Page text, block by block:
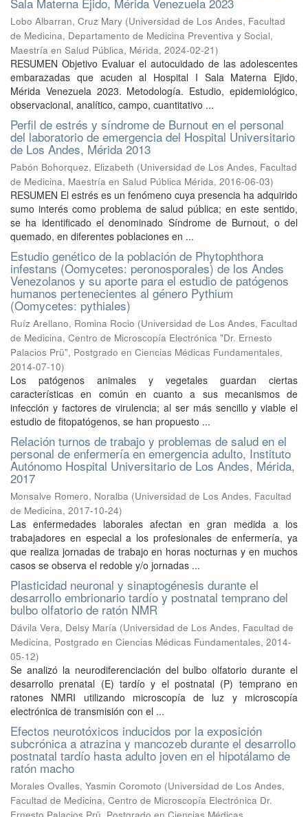
Lobo Albarran, Cruz Mary (Universidad de Los Andes, Facultad
de Medicina, Departamento de Medicina Preventiva y Social,
Maestría en Salud Pública, Mérida, 2024-02-21)
RESUMEN Objetivo Evaluar el autocuidado de las adolescentes
embarazadas que acuden al Hospital I Sala Materna Ejido,
Mérida Venezuela 2023. Metodología. Estudio, epidemiológico,
observacional, analítico, campo, cuantitativo ...
Perfil de estrés y síndrome de Burnout en el personal
del laboratorio de emergencia del Hospital Universitario
de Los Andes, Mérida 2013
Pabón Bohorquez, Elizabeth (Universidad de Los Andes, Facultad
de Medicina, Maestría en Salud Pública Mérida, 2016-06-03)
RESUMEN El estrés es un fenómeno cuya presencia ha adquirido
sumo interés como problema de salud pública; en este sentido,
se ha identificado el denominado Síndrome de Burnout, o del
quemado, en diferentes poblaciones en ...
Estudio genético de la población de Phytophthora
infestans (Oomycetes: peronosporales) de los Andes
Venezolanos y su aporte para el estudio de patógenos
humanos pertenecientes al género Pythium
(Oomycetes: pythiales)
Ruíz Arellano, Romina Rocio (Universidad de Los Andes, Facultad
de Medicina, Centro de Microscopía Electrónica "Dr. Ernesto
Palacios Prü", Postgrado en Ciencias Médicas Fundamentales,
2014-07-10)
Los patógenos animales y vegetales guardan ciertas
características en común en cuanto a sus mecanismos de
infección y factores de virulencia; al ser más sencillo y viable el
estudio de fitopatógenos, se han propuesto ...
Relación turnos de trabajo y problemas de salud en el
personal de enfermería en emergencia adulto, Instituto
Autónomo Hospital Universitario de Los Andes, Mérida,
2017
Monsalve Romero, Noralba (Universidad de Los Andes, Facultad
de Medicina, 2017-10-24)
Las enfermedades laborales afectan en gran medida a los
trabajadores en especial a los profesionales de enfermería, ya
que realiza jornadas de trabajo en horas nocturnas y en muchos
casos se observa el redoble y/o jornadas ...
Plasticidad neuronal y sinaptogénesis durante el
desarrollo embrionario tardío y postnatal temprano del
bulbo olfatorio de ratón NMR
Dávila Vera, Delsy María (Universidad de Los Andes, Facultad de
Medicina, Postgrado en Ciencias Médicas Fundamentales, 2014-
05-12)
Se analizó la neurodiferenciación del bulbo olfatorio durante el
desarrollo prenatal (E) tardío y el postnatal (P) temprano en
ratones NMRI utilizando microscopía de luz y microscopía
electrónica de transmisión con el ...
Efectos neurotóxicos inducidos por la exposición
subcrónica a atrazina y mancozeb durante el desarrollo
postnatal tardío hasta adulto joven en el hipotálamo de
ratón macho
Morales Ovalles, Yasmin Coromoto (Universidad de Los Andes,
Facultad de Medicina, Centro de Microscopía Electrónica Dr.